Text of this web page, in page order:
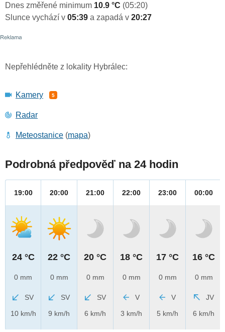
Dnes změřené minimum 10.9 °C (05:20)
Slunce vychází v 05:39 a zapadá v 20:27
Nepřehlédněte z lokality Hybrálec:
Kamery 5
Radar
Meteostanice (mapa)
Podrobná předpověď na 24 hodin
19:00
24 °C
0 mm
SV
10 km/h
20:00
22 °C
0 mm
SV
9 km/h
21:00
20 °C
0 mm
SV
6 km/h
22:00
18 °C
0 mm
V
3 km/h
23:00
17 °C
0 mm
V
5 km/h
00:00
16 °C
0 mm
JV
6 km/h